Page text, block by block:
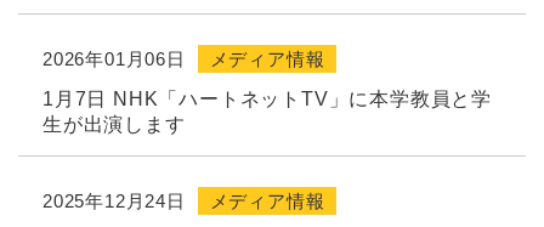
2026年01月06日
メディア情報
1月7日 NHK「ハートネットTV」に本学教員と学
生が出演します
2025年12月24日
メディア情報